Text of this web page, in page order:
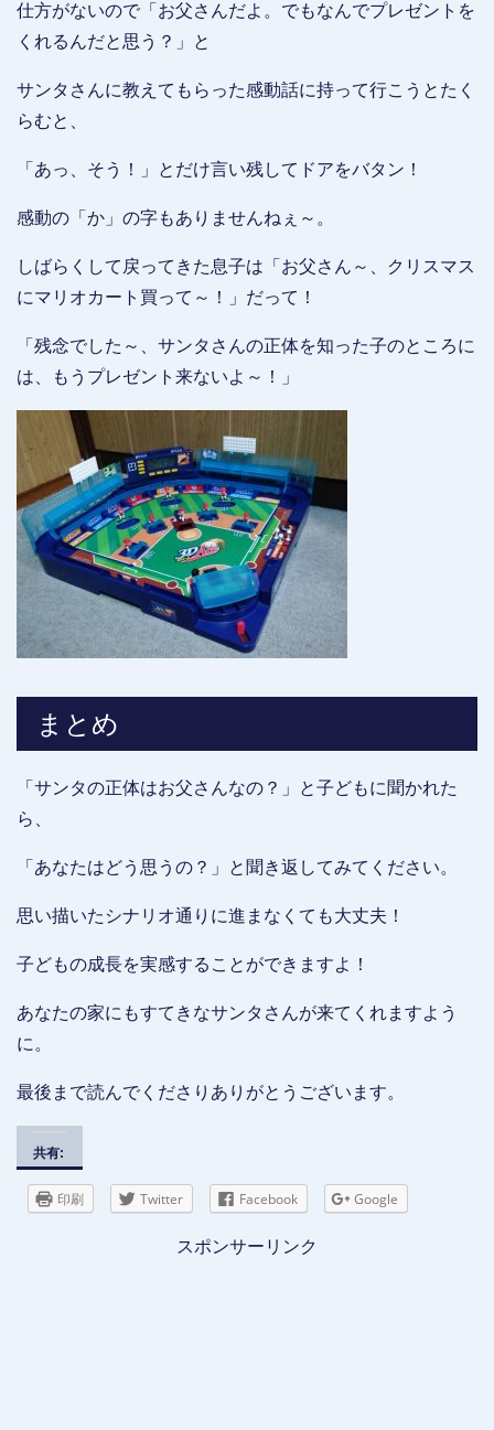
仕方がないので「お父さんだよ。でもなんでプレゼントを
くれるんだと思う？」と
サンタさんに教えてもらった感動話に持って行こうとたく
らむと、
「あっ、そう！」とだけ言い残してドアをバタン！
感動の「か」の字もありませんねぇ～。
しばらくして戻ってきた息子は「お父さん～、クリスマス
にマリオカート買って～！」だって！
「残念でした～、サンタさんの正体を知った子のところに
は、もうプレゼント来ないよ～！」
まとめ
「サンタの正体はお父さんなの？」と子どもに聞かれた
ら、
「あなたはどう思うの？」と聞き返してみてください。
思い描いたシナリオ通りに進まなくても大丈夫！
子どもの成長を実感することができますよ！
あなたの家にもすてきなサンタさんが来てくれますよう
に。
最後まで読んでくださりありがとうございます。
共有:
印刷 Twitter Facebook Google
スポンサーリンク